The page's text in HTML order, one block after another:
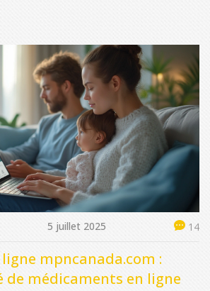
5 juillet 2025 14
mpncanada.com :
de médicaments en ligne